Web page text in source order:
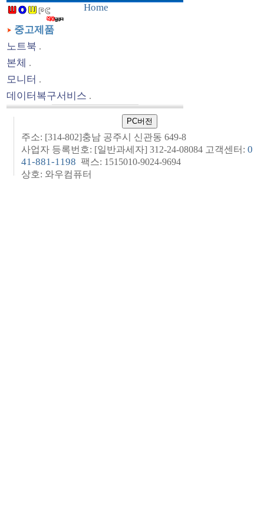
Home
중고제품
노트북 .
본체 .
모니터 .
데이터복구서비스 .
주소: [314-802]충남 공주시 신관동 649-8
사업자 등록번호: [일반과세자] 312-24-08084 고객센터: 0
41-881-1198 팩스: 1515010-9024-9694
상호: 와우컴퓨터